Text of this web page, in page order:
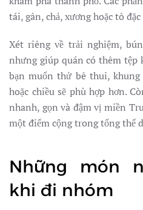
tái, gân, chả, xương hoặc tô
Xét riêng về trải nghiệm,
nhưng giúp quán có thêm tệp
bạn muốn thử bê thui,
hoặc chiều sẽ phù hợp hơn.
nhanh, gọn và đậm vị miền
một điểm cộng trong tổng thể
Những món
khi đi nhóm